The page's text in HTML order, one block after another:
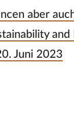
aber
and
Juni 2023